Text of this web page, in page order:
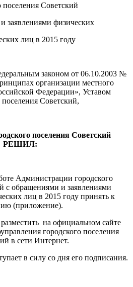
поселения Советский
заявлениями физических
лиц в 2015 году
законом от 06.10.2003 №
организации местного
Федерации», Уставом
поселения Советский,
поселения Советский
РЕШИЛ:
Администрации городского
с обращениями и заявлениями
лиц в 2015 году принять к
(приложение).
на официальном сайте
городского поселения
в сети Интернет.
в силу со дня его подписания.